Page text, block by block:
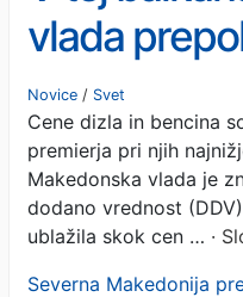
vlada
pogonska
Novice / Svet
Cene dizla in bencina
premierja pri njih
Makedonska vlada je
dodano vrednost
ublažila skok cen … ·
Severna Makedonija